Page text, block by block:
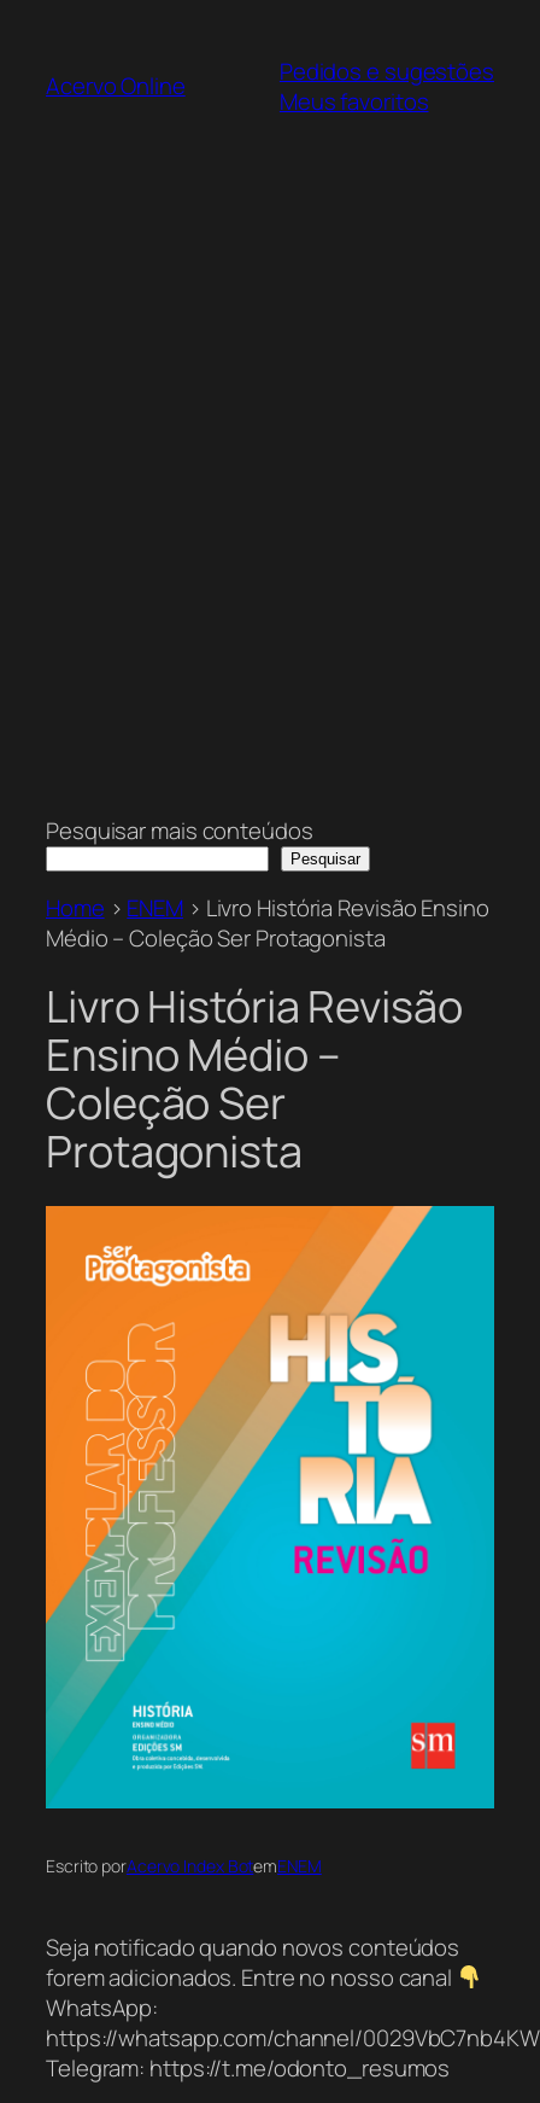
Acervo Online
Pedidos e sugestões
Meus favoritos
Pesquisar mais conteúdos
Pesquisar
Home > ENEM> Livro História Revisão Ensino
Médio – Coleção Ser Protagonista
Livro História Revisão
Ensino Médio –
Coleção Ser
Protagonista
Escrito porAcervo Index BotemENEM
Seja notificado quando novos conteúdos
forem adicionados. Entre no nosso canal
WhatsApp:
https://whatsapp.com/channel/
Telegram: https://t.me/odonto_resumos